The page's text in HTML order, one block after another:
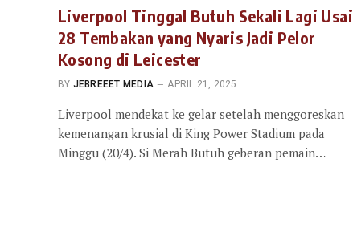
Liverpool Tinggal Butuh Sekali Lagi Usai
28 Tembakan yang Nyaris Jadi Pelor
Kosong di Leicester
BY JEBREEET MEDIA APRIL 21, 2025
Liverpool mendekat ke gelar setelah menggoreskan
kemenangan krusial di King Power Stadium pada
Minggu (20/4). Si Merah Butuh geberan pemain…